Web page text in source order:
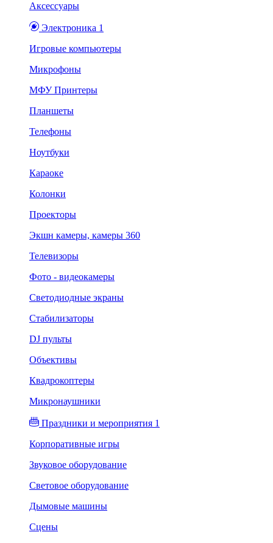
Аксессуары
Электроника 1
Игровые компьютеры
Микрофоны
МФУ Принтеры
Планшеты
Телефоны
Ноутбуки
Караоке
Колонки
Проекторы
Экшн камеры, камеры 360
Телевизоры
Фото - видеокамеры
Светодиодные экраны
Стабилизаторы
DJ пульты
Объективы
Квадрокоптеры
Микронаушники
Праздники и мероприятия 1
Корпоративные игры
Звуковое оборудование
Световое оборудование
Дымовые машины
Сцены